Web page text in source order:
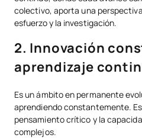
colectivo, aporta una
esfuerzo y la investigación.
2. Innovación
aprendizaje
Es un ámbito en permanente
aprendiendo constantemente.
pensamiento crítico y la
complejos.